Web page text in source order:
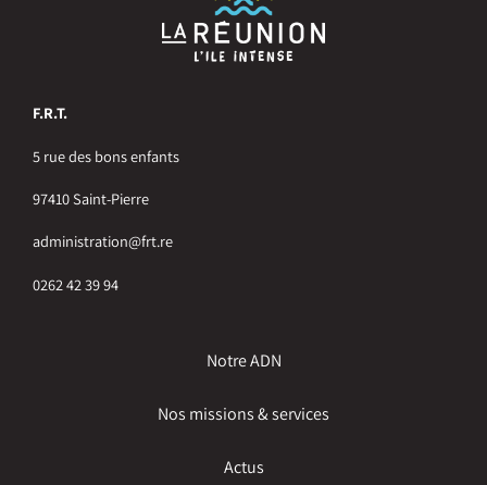
F.R.T.
5 rue des bons enfants
97410 Saint-Pierre
administration@frt.re
0262 42 39 94
Notre ADN
Nos missions & services
Actus